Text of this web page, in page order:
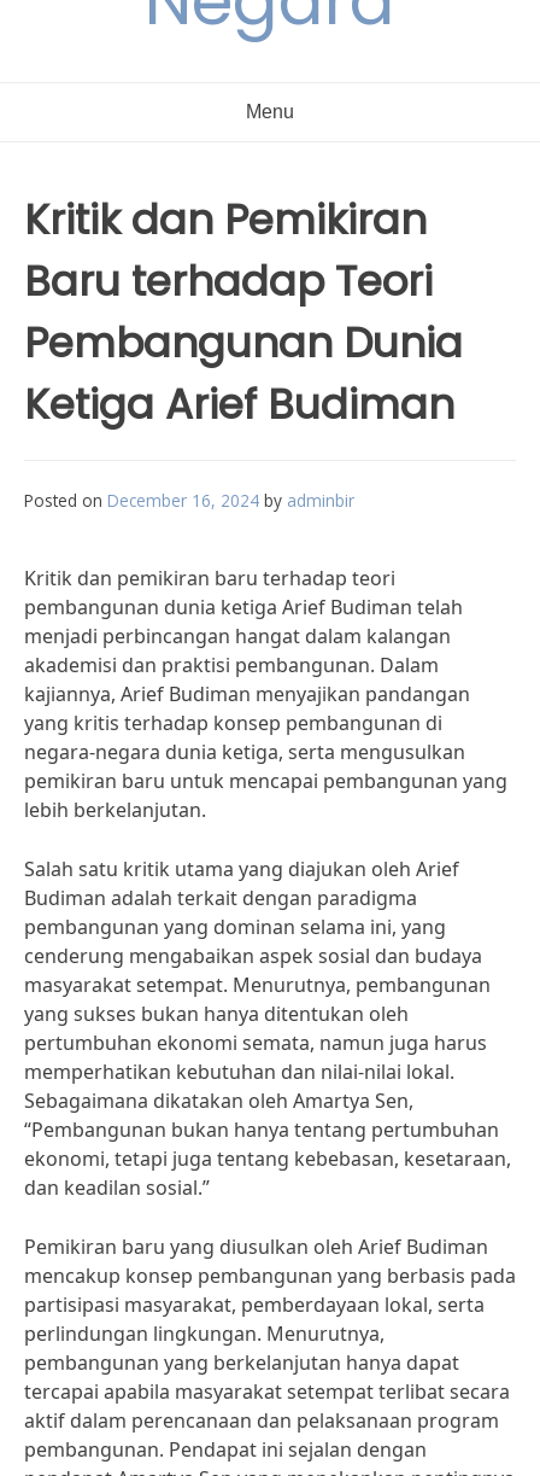
Menu
Kritik dan Pemikiran
Baru terhadap Teori
Pembangunan Dunia
Ketiga Arief Budiman
Posted on December 16, 2024 by adminbir
Kritik dan pemikiran baru terhadap teori
pembangunan dunia ketiga Arief Budiman telah
menjadi perbincangan hangat dalam kalangan
akademisi dan praktisi pembangunan. Dalam
kajiannya, Arief Budiman menyajikan pandangan
yang kritis terhadap konsep pembangunan di
negara-negara dunia ketiga, serta mengusulkan
pemikiran baru untuk mencapai pembangunan yang
lebih berkelanjutan.
Salah satu kritik utama yang diajukan oleh Arief
Budiman adalah terkait dengan paradigma
pembangunan yang dominan selama ini, yang
cenderung mengabaikan aspek sosial dan budaya
masyarakat setempat. Menurutnya, pembangunan
yang sukses bukan hanya ditentukan oleh
pertumbuhan ekonomi semata, namun juga harus
memperhatikan kebutuhan dan nilai-nilai lokal.
Sebagaimana dikatakan oleh Amartya Sen,
“Pembangunan bukan hanya tentang pertumbuhan
ekonomi, tetapi juga tentang kebebasan, kesetaraan,
dan keadilan sosial.”
Pemikiran baru yang diusulkan oleh Arief Budiman
mencakup konsep pembangunan yang berbasis pada
partisipasi masyarakat, pemberdayaan lokal, serta
perlindungan lingkungan. Menurutnya,
pembangunan yang berkelanjutan hanya dapat
tercapai apabila masyarakat setempat terlibat secara
aktif dalam perencanaan dan pelaksanaan program
pembangunan. Pendapat ini sejalan dengan